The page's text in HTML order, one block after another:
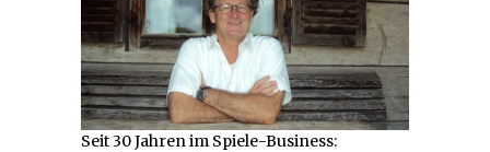
Seit 30 Jahren im Spiele-Business: